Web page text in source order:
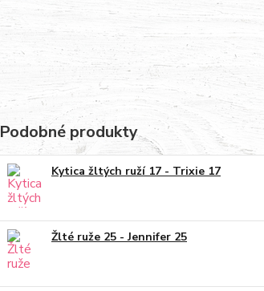
Podobné produkty
Kytica žltých ruží 17 - Trixie 17
Žlté ruže 25 - Jennifer 25